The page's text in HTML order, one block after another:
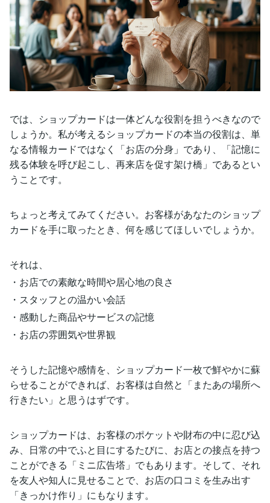
では、ショップカードは一体どんな役割を担うべきなので
しょうか。私が考えるショップカードの本当の役割は、単
なる情報カードではなく「お店の分身」であり、「記憶に
残る体験を呼び起こし、再来店を促す架け橋」であるとい
うことです。
ちょっと考えてみてください。お客様があなたのショップ
カードを手に取ったとき、何を感じてほしいでしょうか。
それは、
・お店での素敵な時間や居心地の良さ
・スタッフとの温かい会話
・感動した商品やサービスの記憶
・お店の雰囲気や世界観
そうした記憶や感情を、ショップカード一枚で鮮やかに蘇
らせることができれば、お客様は自然と「またあの場所へ
行きたい」と思うはずです。
ショップカードは、お客様のポケットや財布の中に忍び込
み、日常の中でふと目にするたびに、お店との接点を持つ
ことができる「ミニ広告塔」でもあります。そして、それ
を友人や知人に見せることで、お店の口コミを生み出す
「きっかけ作り」にもなります。